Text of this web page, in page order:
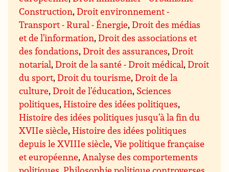
Construction,Droit environnement -
Transport - Rural - Énergie,Droit des médias
et de l’information,Droit des associations et
des fondations,Droit des assurances,Droit
notarial,Droit de la santé - Droit médical,Droit
du sport,Droit du tourisme,Droit de la
culture,Droit de l’éducation, Sciences
politiques,Histoire des idées politiques,
Histoire des idées politiques jusqu’à la fin du
XVIIe siècle,Histoire des idées politiques
depuis le XVIIIe siècle,Vie politique française
et européenne, Analyse des comportements